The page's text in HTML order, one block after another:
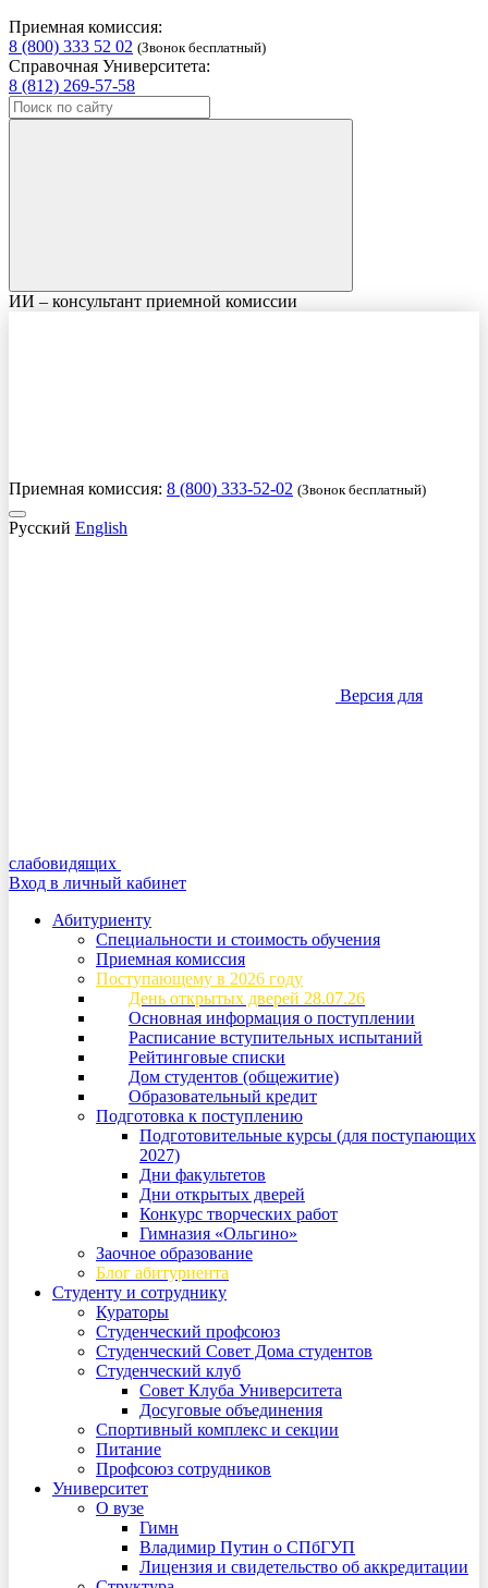
Приемная комиссия:
8 (800) 333 52 02 (Звонок бесплатный)
Справочная Университета:
8 (812) 269-57-58
ИИ – консультант приемной комиссии
Приемная комиссия: 8 (800) 333-52-02 (Звонок бесплатный)
Русский English
Версия для
слабовидящих
Вход в личный кабинет
Абитуриенту
Специальности и стоимость обучения
Приемная комиссия
Поступающему в 2026 году
День открытых дверей 28.07.26
Основная информация о поступлении
Расписание вступительных испытаний
Рейтинговые списки
Дом студентов (общежитие)
Образовательный кредит
Подготовка к поступлению
Подготовительные курсы (для поступающих
2027)
Дни факультетов
Дни открытых дверей
Конкурс творческих работ
Гимназия «Ольгино»
Заочное образование
Блог абитуриента
Студенту и сотруднику
Кураторы
Студенческий профсоюз
Студенческий Совет Дома студентов
Студенческий клуб
Совет Клуба Университета
Досуговые объединения
Спортивный комплекс и секции
Питание
Профсоюз сотрудников
Университет
О вузе
Гимн
Владимир Путин о СПбГУП
Лицензия и свидетельство об аккредитации